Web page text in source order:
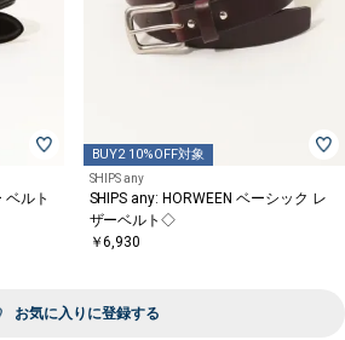
ベルト
BUY2 10%OFF対象
SHIPS any
SHIPS any: HORWEEN ベーシック レ
ザーベルト◇
￥6,930
お気に入りに登録する